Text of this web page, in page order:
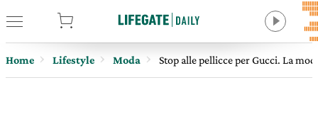
Home Lifestyle Moda Stop alle pellicce per Gucci. La